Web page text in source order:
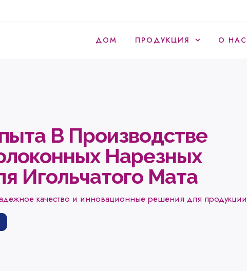
ДОМ ПРОДУКЦИЯ О НАС
В Производстве
Нарезных
Игольчатого Мата
качество и инновационные решения для продукции